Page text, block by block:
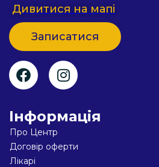
Дивитися на мапi
Записатися
Iнформацiя
Про Центр
Договір оферти
Лікарі